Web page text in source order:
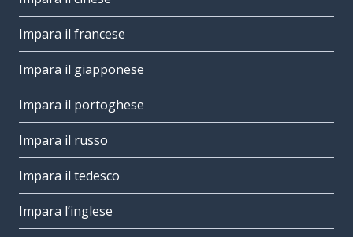
Impara il francese
Impara il giapponese
Impara il portoghese
Impara il russo
Impara il tedesco
Impara l’inglese